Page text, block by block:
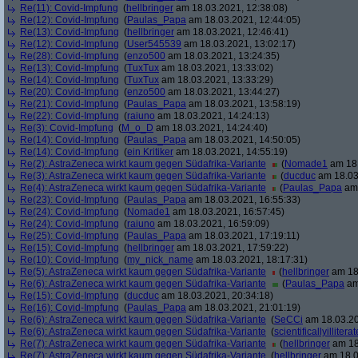
Re(11): Covid-Impfung (hellbringer am 18.03.2021, 12:38:08)
Re(12): Covid-Impfung (Paulas_Papa am 18.03.2021, 12:44:05)
Re(13): Covid-Impfung (hellbringer am 18.03.2021, 12:46:41)
Re(12): Covid-Impfung (User545539 am 18.03.2021, 13:02:17)
Re(28): Covid-Impfung (enzo500 am 18.03.2021, 13:24:35)
Re(13): Covid-Impfung (TuxTux am 18.03.2021, 13:33:02)
Re(14): Covid-Impfung (TuxTux am 18.03.2021, 13:33:29)
Re(20): Covid-Impfung (enzo500 am 18.03.2021, 13:44:27)
Re(21): Covid-Impfung (Paulas_Papa am 18.03.2021, 13:58:19)
Re(22): Covid-Impfung (raiuno am 18.03.2021, 14:24:13)
Re(3): Covid-Impfung (M_o_D am 18.03.2021, 14:24:40)
Re(14): Covid-Impfung (Paulas_Papa am 18.03.2021, 14:50:05)
Re(14): Covid-Impfung (ein Kritiker am 18.03.2021, 14:55:19)
Re(2): AstraZeneca wirkt kaum gegen Südafrika-Variante
(Nomade1 am
Re(3): AstraZeneca wirkt kaum gegen Südafrika-Variante
(ducduc am
Re(4): AstraZeneca wirkt kaum gegen Südafrika-Variante
(Paulas_Papa
Re(23): Covid-Impfung (Paulas_Papa am 18.03.2021, 16:55:33)
Re(24): Covid-Impfung (Nomade1 am 18.03.2021, 16:57:45)
Re(24): Covid-Impfung (raiuno am 18.03.2021, 16:59:09)
Re(25): Covid-Impfung (Paulas_Papa am 18.03.2021, 17:19:11)
Re(15): Covid-Impfung (hellbringer am 18.03.2021, 17:59:22)
Re(10): Covid-Impfung (my_nick_name am 18.03.2021, 18:17:31)
Re(5): AstraZeneca wirkt kaum gegen Südafrika-Variante
(hellbringer am
Re(6): AstraZeneca wirkt kaum gegen Südafrika-Variante
(Paulas_Papa
Re(15): Covid-Impfung (ducduc am 18.03.2021, 20:34:18)
Re(16): Covid-Impfung (Paulas_Papa am 18.03.2021, 21:01:19)
Re(6): AstraZeneca wirkt kaum gegen Südafrika-Variante (SeCCi am
Re(6): AstraZeneca wirkt kaum gegen Südafrika-Variante (
Re(7): AstraZeneca wirkt kaum gegen Südafrika-Variante
(hellbringer am
Re(7): AstraZeneca wirkt kaum gegen Südafrika-Variante (hellbringer am